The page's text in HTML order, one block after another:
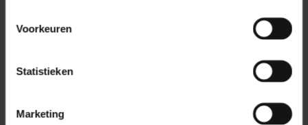
Voorkeuren
Statistieken
Marketing
In samenwerking met
Ministerie van Infrastructuur en